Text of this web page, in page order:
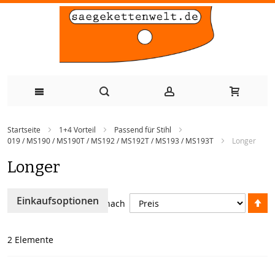
Inhalt
springen
Startseite 1+4 Vorteil
Passend für Stihl
019 / MS190 / MS190T / MS192 / MS192T / MS193 / MS193T
Longer
Longer
2 Elemente
Sortieren nach
Einkaufsoptionen